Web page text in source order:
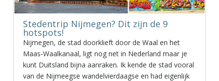
Stedentrip Nijmegen? Dit zijn de 9
hotspots!
Nijmegen, de stad doorklieft door de Waal en het
Maas-Waalkanaal, ligt nog net in Nederland maar je
kunt Duitsland bijna aanraken. Ik kende de stad vooral
van de Nijmeegse wandelvierdaagse en had eigenlijk